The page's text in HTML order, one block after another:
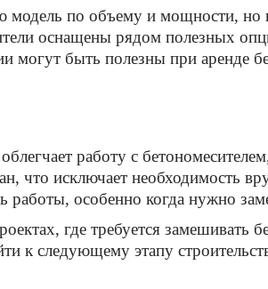
модель по объему и мощности,
оснащены рядом полезных
могут быть полезны при аренде
работу с
что исключает необходимость
особенно когда нужно
где требуется
к следующему этапу